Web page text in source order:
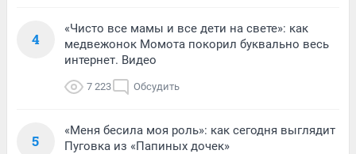
4
«Чисто все мамы и все дети на свете»: как
медвежонок Момота покорил буквально весь
интернет. Видео
7 223 Обсудить
5
«Меня бесила моя роль»: как сегодня выглядит
Пуговка из «Папиных дочек»